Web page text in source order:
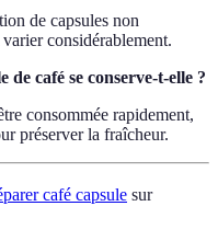
de capsules non
considérablement.
de café se conserve-t-elle ?
consommée rapidement,
préserver la fraîcheur.
café capsule sur